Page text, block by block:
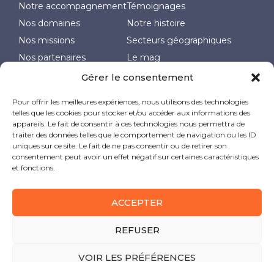
Gérer le consentement
Pour offrir les meilleures expériences, nous utilisons des technologies
telles que les cookies pour stocker et/ou accéder aux informations des
appareils. Le fait de consentir à ces technologies nous permettra de
traiter des données telles que le comportement de navigation ou les ID
uniques sur ce site. Le fait de ne pas consentir ou de retirer son
consentement peut avoir un effet négatif sur certaines caractéristiques
et fonctions.
ACCEPTER
REFUSER
VOIR LES PRÉFÉRENCES
Notre accompagnement
Nos domaines
Nos missions
Nos partenaires
Témoignages
Notre histoire
Secteurs géographiques
Le mag
Politique de cookies (UE)
Nos actualités
CLS Conseils lance sa formation dédiée aux
dirigeants de TPE/PME